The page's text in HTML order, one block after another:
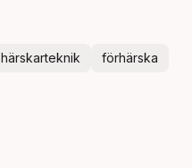
härskarteknik
förhärska